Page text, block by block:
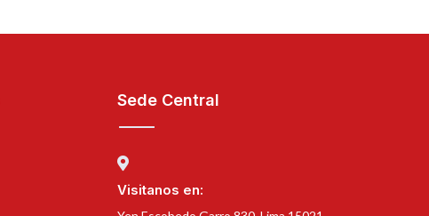
Sede Central
Visitanos en: